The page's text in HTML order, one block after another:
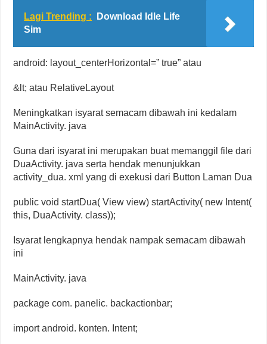
Lagi Trending :
Download Idle Life
Sim
android: layout_centerHorizontal=” true” atau
&lt; atau RelativeLayout
Meningkatkan isyarat semacam dibawah ini kedalam
MainActivity. java
Guna dari isyarat ini merupakan buat memanggil file dari
DuaActivity. java serta hendak menunjukkan
activity_dua. xml yang di exekusi dari Button Laman Dua
public void startDua( View view) startActivity( new Intent(
this, DuaActivity. class));
Isyarat lengkapnya hendak nampak semacam dibawah
ini
MainActivity. java
package com. panelic. backactionbar;
import android. konten. Intent;